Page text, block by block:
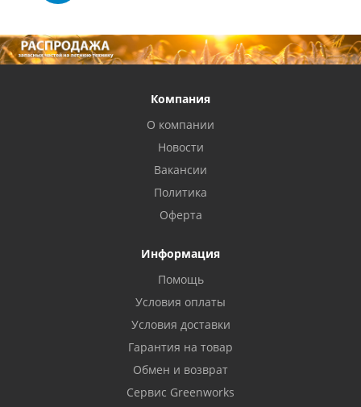
Компания
О компании
Новости
Вакансии
Политика
Оферта
Информация
Помощь
Условия оплаты
Условия доставки
Гарантия на товар
Обмен и возврат
Сервис Greenworks